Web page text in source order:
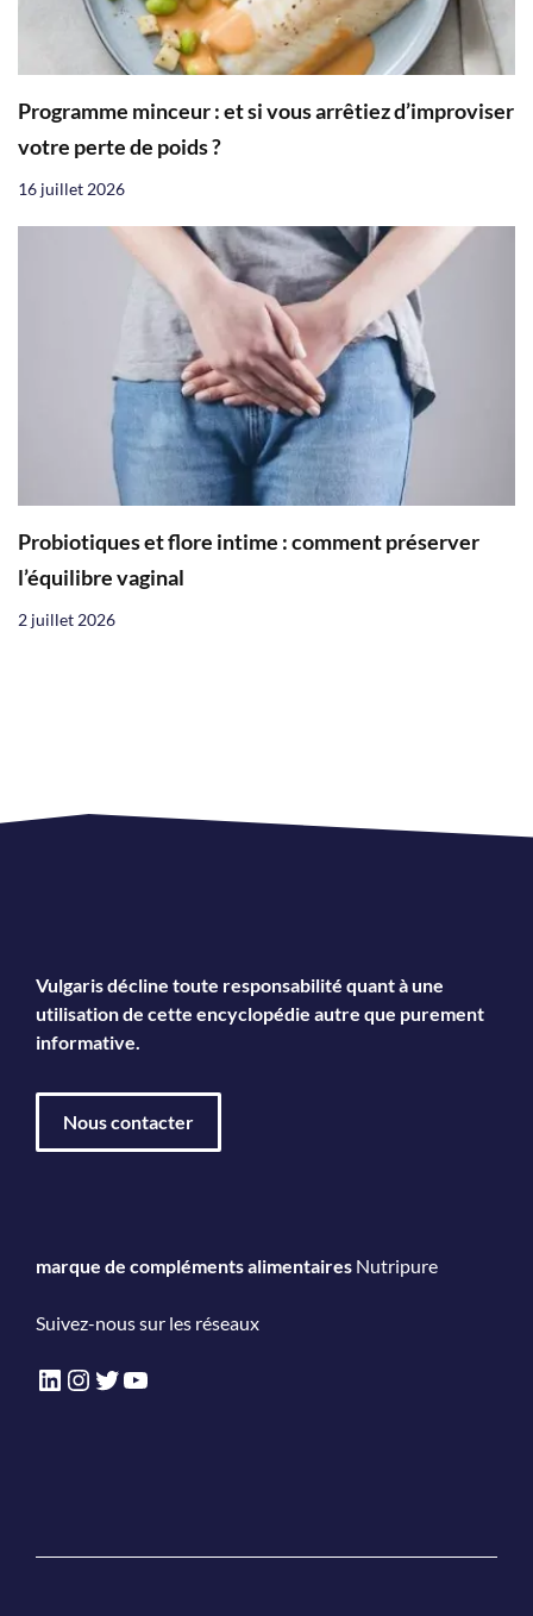
Programme minceur : et si vous arrêtiez d’improviser
votre perte de poids ?
16 juillet 2026
Probiotiques et flore intime : comment préserver
l’équilibre vaginal
2 juillet 2026
Vulgaris décline toute responsabilité quant à une
utilisation de cette encyclopédie autre que purement
informative.
Nous contacter
marque de compléments alimentaires Nutripure
Suivez-nous sur les réseaux
LinkedIn
Instagram
Twitter
YouTube